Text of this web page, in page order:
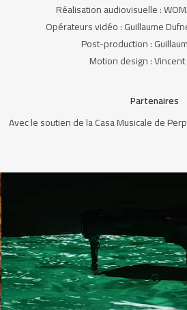
Réalisation audiovisuelle :
Opérateurs vidéo : Guillaume
Post-production :
Motion design : Vincent
Partenaires
Avec le soutien de la Casa Musicale de